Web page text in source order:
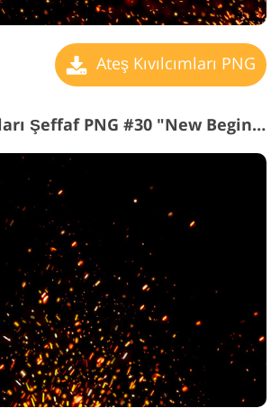
Ateş Kıvılcımları PNG
Ateş Kıvılcımları Şeffaf PNG #30 "New Beginning"